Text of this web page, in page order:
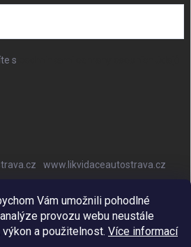
Vám umožnili pohodlné
provozu webu neustále
a použitelnost. Více informací
s
www.likvidaceautostrava.cz